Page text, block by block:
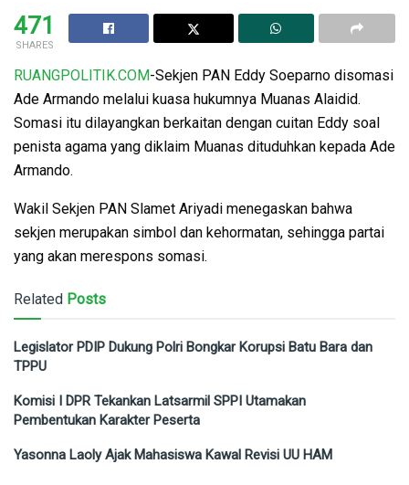
471
SHARES
RUANGPOLITIK.COM-Sekjen PAN Eddy Soeparno disomasi
Ade Armando melalui kuasa hukumnya Muanas Alaidid.
Somasi itu dilayangkan berkaitan dengan cuitan Eddy soal
penista agama yang diklaim Muanas dituduhkan kepada Ade
Armando.
Wakil Sekjen PAN Slamet Ariyadi menegaskan bahwa
sekjen merupakan simbol dan kehormatan, sehingga partai
yang akan merespons somasi.
Related Posts
Legislator PDIP Dukung Polri Bongkar Korupsi Batu Bara dan
TPPU
Komisi I DPR Tekankan Latsarmil SPPI Utamakan
Pembentukan Karakter Peserta
Yasonna Laoly Ajak Mahasiswa Kawal Revisi UU HAM